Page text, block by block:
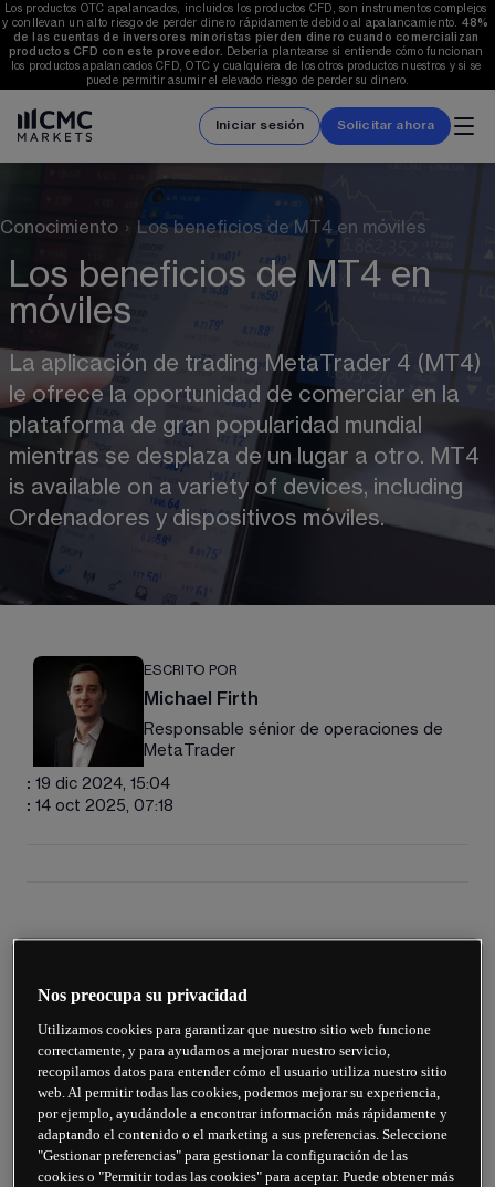
Los productos OTC apalancados, incluidos los productos CFD, son instrumentos complejos
y conllevan un alto riesgo de perder dinero rápidamente debido al apalancamiento. 48%
de las cuentas de inversores minoristas pierden dinero cuando comercializan
productos CFD con este proveedor. Debería plantearse si entiende cómo funcionan
los productos apalancados CFD, OTC y cualquiera de los otros productos nuestros y si se
puede permitir asumir el elevado riesgo de perder su dinero.
Iniciar sesión Solicitar ahora
Conocimiento › Los beneficios de MT4 en móviles
Los beneficios de MT4 en
móviles
La aplicación de trading MetaTrader 4 (MT4)
le ofrece la oportunidad de comerciar en la
plataforma de gran popularidad mundial
mientras se desplaza de un lugar a otro. MT4
is available on a variety of devices, including
Ordenadores y dispositivos móviles.
ESCRITO POR
Michael Firth
Responsable sénior de operaciones de
MetaTrader
: 19 dic 2024, 15:04
: 14 oct 2025, 07:18
Conveniencia: la aplicación para móviles de
MT4 le permite operar desde cualquier lugar
del mundo siempre que tenga una conexión de
internet. Puede ser muy práctico para traders
que se desplazan mucho o que necesitan
poder gestionar sus operaciones desde fuera
de su despacho.
Nos preocupa su privacidad
Utilizamos cookies para garantizar que nuestro sitio web funcione
correctamente, y para ayudarnos a mejorar nuestro servicio,
recopilamos datos para entender cómo el usuario utiliza nuestro sitio
web. Al permitir todas las cookies, podemos mejorar su experiencia,
por ejemplo, ayudándole a encontrar información más rápidamente y
adaptando el contenido o el marketing a sus preferencias. Seleccione
"Gestionar preferencias" para gestionar la configuración de las
cookies o "Permitir todas las cookies" para aceptar. Puede obtener más